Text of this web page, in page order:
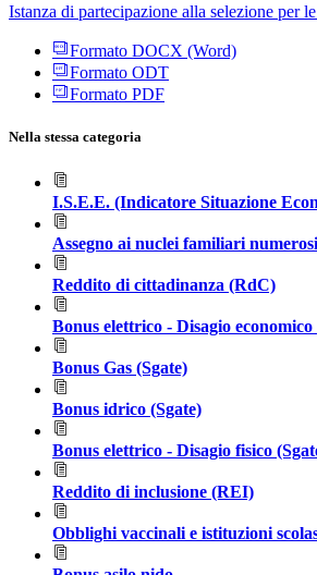
Istanza di partecipazione alla selezione per
Formato DOCX (Word)
Formato ODT
Formato PDF
Nella stessa categoria
I.S.E.E. (Indicatore Situazione
Assegno ai nuclei familiari numerosi
Reddito di cittadinanza (RdC)
Bonus elettrico - Disagio economico
Bonus Gas (Sgate)
Bonus idrico (Sgate)
Bonus elettrico - Disagio fisico
Reddito di inclusione (REI)
Obblighi vaccinali e istituzioni